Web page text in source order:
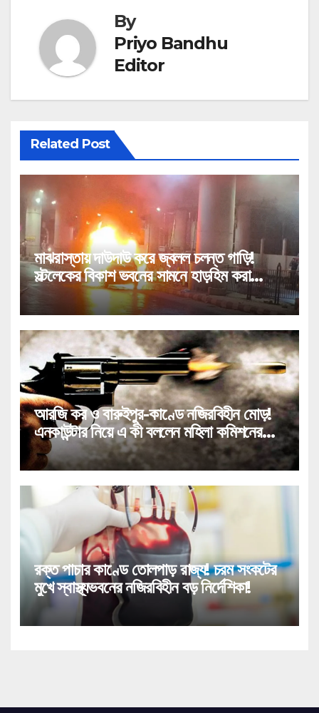
By
Priyo Bandhu
Editor
Related Post
মাঝরাস্তায় দাউদাউ করে জ্বলল চলন্ত গাড়ি!
সল্টলেকের বিকাশ ভবনের সামনে হাড়হিম করা
কাণ্ড!
আরজি কর ও বারুইপুর-কাণ্ডে নজিরবিহীন মোড়!
এনকাউন্টার নিয়ে এ কী বললেন মহিলা কমিশনের
চেয়ারপার্সন!
রক্ত পাচার কাণ্ডে তোলপাড় রাজ্য! চরম সংকটের
মুখে স্বাস্থ্যভবনের নজিরবিহীন বড় নির্দেশিকা!